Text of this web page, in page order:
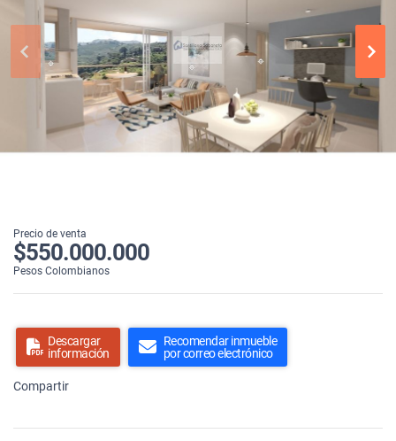
Precio de venta
$550.000.000
Pesos Colombianos
Descargar
información
Recomendar inmueble
por correo electrónico
Compartir